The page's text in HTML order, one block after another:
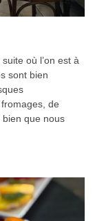
où l’on est à
sont bien
de
que nous